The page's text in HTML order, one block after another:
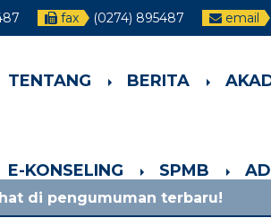
fax (0274) 895487 email
TENTANG BERITA
E-KONSELING SPMB
terbaru! 1 bulan yang